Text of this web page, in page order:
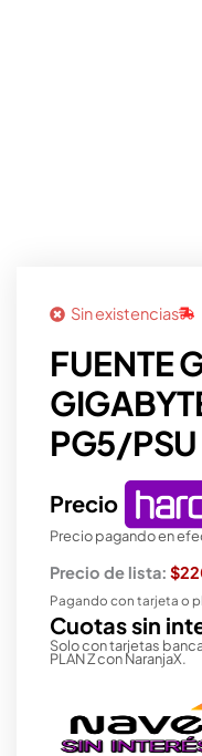
Sin existencias
FUENTE
PG5/PSU
Precio
Precio pagando en
Precio de lista:
Pagando con tarjeta o
Cuotas sin
Solo con tarjetas
PLAN Z con NaranjaX.